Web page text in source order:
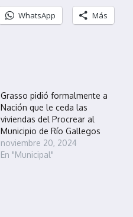
WhatsApp Más
Grasso pidió formalmente a
Nación que le ceda las
viviendas del Procrear al
Municipio de Río Gallegos
noviembre 20, 2024
En "Municipal"